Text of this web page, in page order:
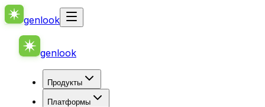
genlook
genlook
Продукты
Платформы